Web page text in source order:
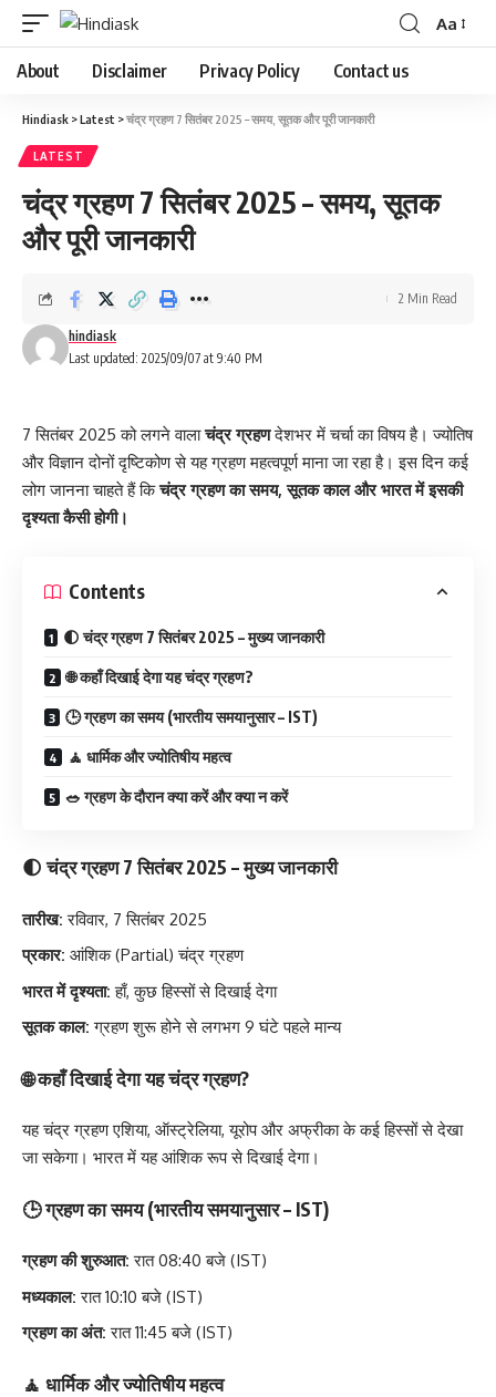
Aa
About Disclaimer Privacy Policy Contact us
Hindiask >Latest >चंद्र ग्रहण 7 सितंबर 2025 – समय, सूतक और पूरी जानकारी
LATEST
चंद्र ग्रहण 7 सितंबर 2025 – समय, सूतक
और पूरी जानकारी
Last updated: 2025/09/07 at 9:40 PM
hindiask
2 Min Read
7 सितंबर 2025 को लगने वालाचंद्र ग्रहणदेशभर में चर्चा का विषय है। ज्योतिष
और विज्ञान दोनों दृष्टिकोण से यह ग्रहण महत्वपूर्ण माना जा रहा है। इस दिन कई
लोग जानना चाहते हैं किचंद्र ग्रहण का समय, सूतक काल और भारत में इसकी
दृश्यता कैसी होगी।
Contents
🌓 चंद्र ग्रहण 7 सितंबर 2025 – मुख्य जानकारी
🌐 कहाँ दिखाई देगा यह चंद्र ग्रहण?
🕒 ग्रहण का समय (भारतीय समयानुसार – IST)
🧘 धार्मिक और ज्योतिषीय महत्व
🥗 ग्रहण के दौरान क्या करें और क्या न करें
🌓 चंद्र ग्रहण 7 सितंबर 2025 – मुख्य जानकारी
तारीख: रविवार, 7 सितंबर 2025
प्रकार: आंशिक (Partial) चंद्र ग्रहण
भारत में दृश्यता: हाँ, कुछ हिस्सों से दिखाई देगा
सूतक काल: ग्रहण शुरू होने से लगभग 9 घंटे पहले मान्य
🌐 कहाँ दिखाई देगा यह चंद्र ग्रहण?
यह चंद्र ग्रहण एशिया, ऑस्ट्रेलिया, यूरोप और अफ्रीका के कई हिस्सों से देखा
जा सकेगा। भारत में यह आंशिक रूप से दिखाई देगा।
🕒 ग्रहण का समय (भारतीय समयानुसार – IST)
ग्रहण की शुरुआत: रात 08:40 बजे (IST)
मध्यकाल: रात 10:10 बजे (IST)
ग्रहण का अंत: रात 11:45 बजे (IST)
🧘 धार्मिक और ज्योतिषीय महत्व